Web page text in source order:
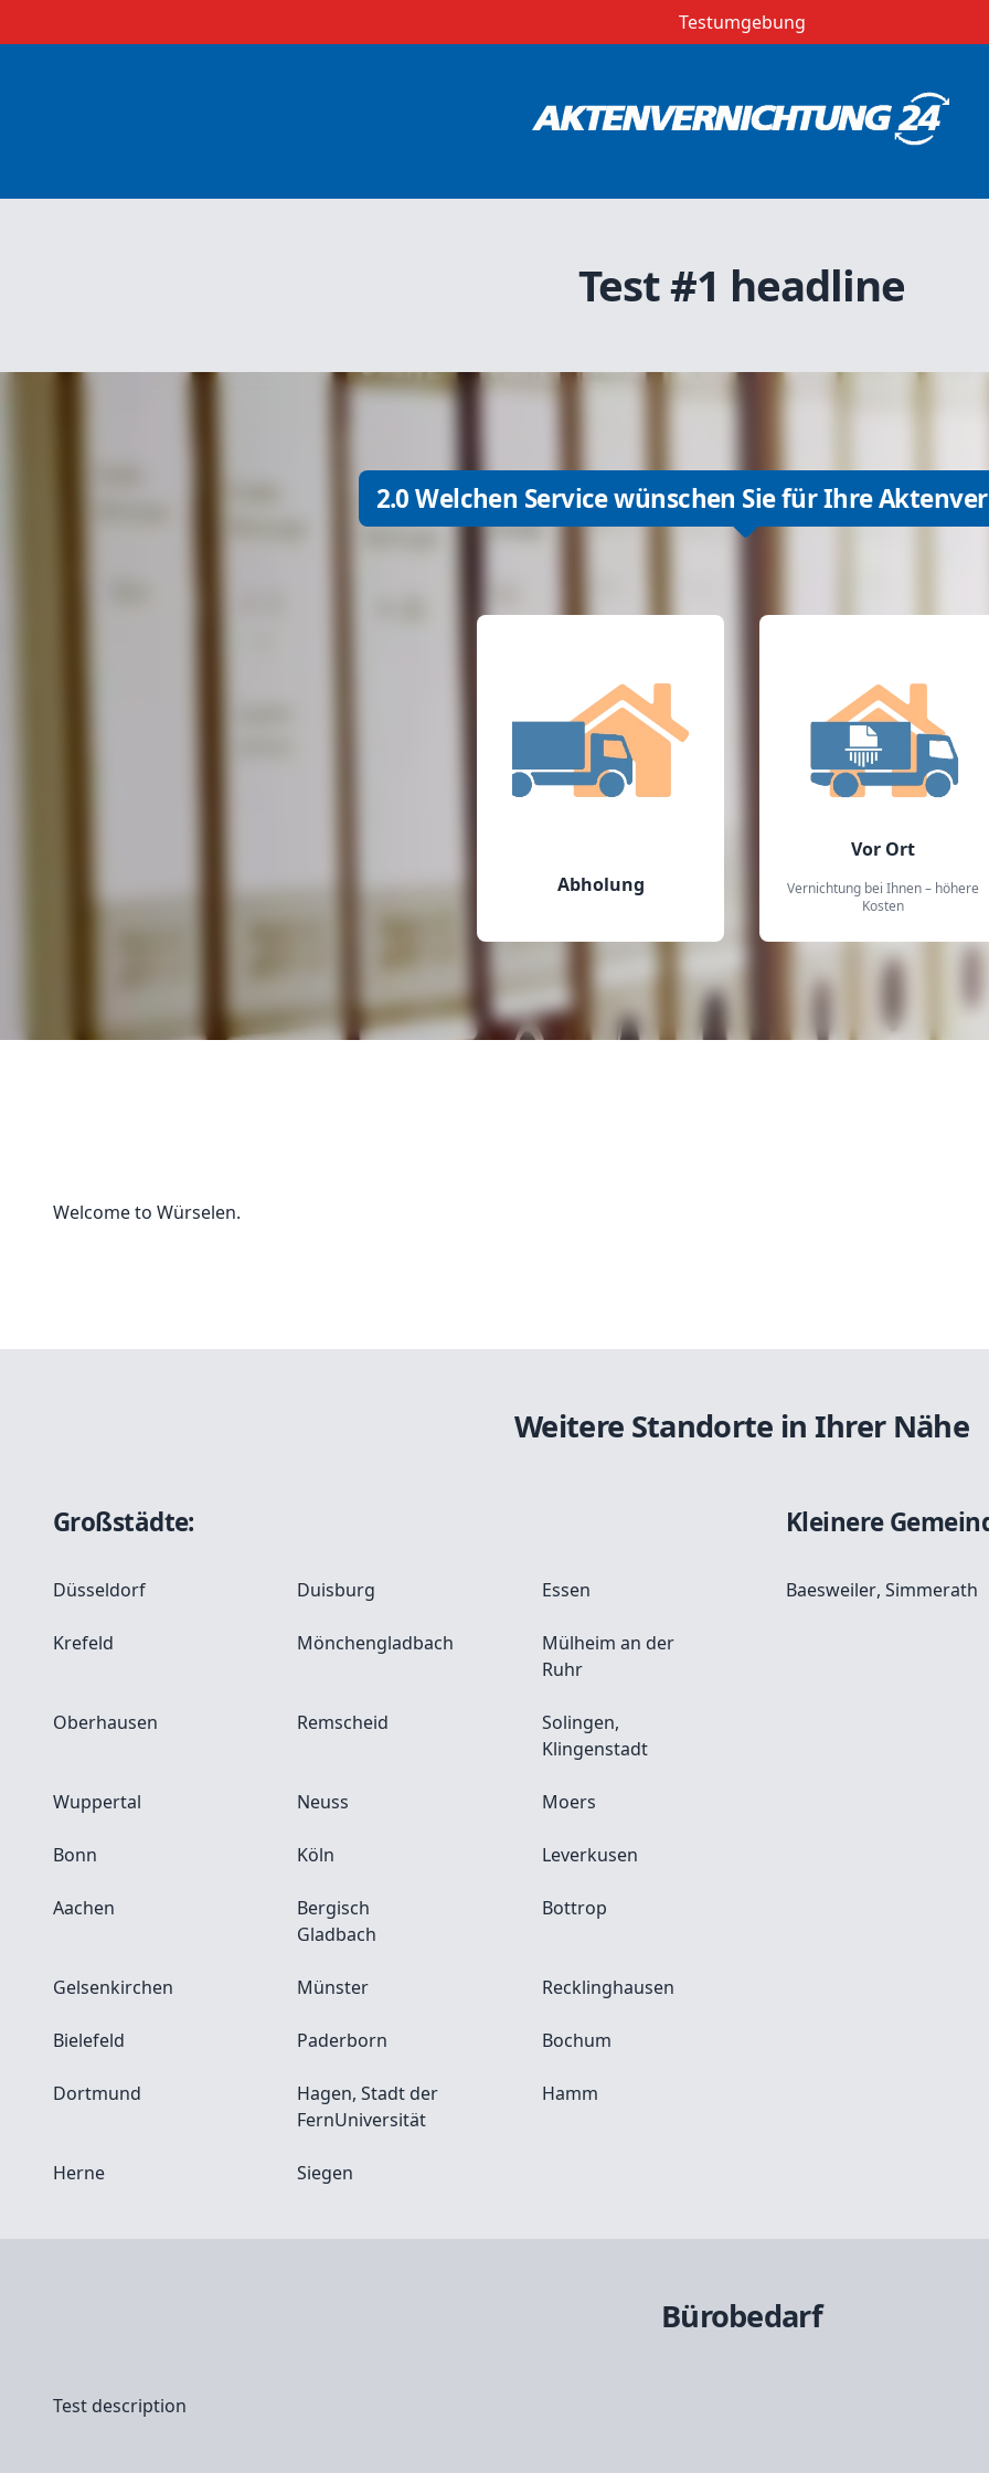
Testumgebung
Test #1 headline
2.0 Welchen Service wünschen Sie für Ihre
Abholung
Vor Ort
Vernichtung bei Ihnen – höhere
Kosten
Welcome to Würselen.
Weitere Standorte in Ihrer Nähe
Großstädte:
Düsseldorf Duisburg Essen
Krefeld Mönchengladbach
Mülheim an der
Ruhr
Oberhausen Remscheid
Solingen,
Klingenstadt
Wuppertal Neuss Moers
Bonn Köln Leverkusen
Aachen
Bergisch
Gladbach
Bottrop
Gelsenkirchen Münster Recklinghausen
Bielefeld Paderborn Bochum
Dortmund
Hagen, Stadt der
FernUniversität
Hamm
Herne Siegen
Kleinere
Baesweiler, Simmerath
Bürobedarf
Test description